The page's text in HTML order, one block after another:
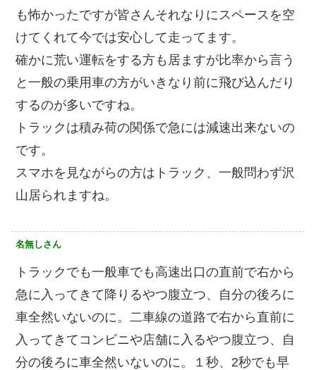
も怖かったですが皆さんそれなりにスペースを空
けてくれて今では安心して走ってます。
確かに荒い運転をする方も居ますが比率から言う
と一般の乗用車の方がいきなり前に飛び込んだり
するのが多いですね。
トラックは積み荷の関係で急には減速出来ないの
です。
スマホを見ながらの方はトラック、一般問わず沢
山居られますね。
名無しさん
トラックでも一般車でも高速出口の直前で右から
急に入ってきて降りるやつ腹立つ、自分の後ろに
車全然いないのに。二車線の道路で右から直前に
入ってきてコンビニや店舗に入るやつ腹立つ、自
分の後ろに車全然いないのに。１秒、2秒でも早